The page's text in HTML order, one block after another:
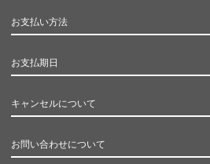
お支払い方法
お支払期日
キャンセルについて
お問い合わせについて